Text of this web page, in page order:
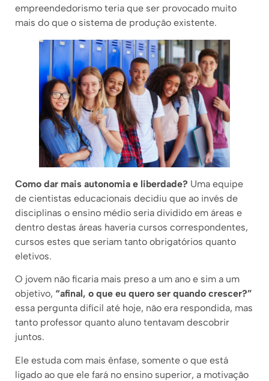
empreendedorismo teria que ser provocado muito
mais do que o sistema de produção existente.
Como dar mais autonomia e liberdade? Uma equipe
de cientistas educacionais decidiu que ao invés de
disciplinas o ensino médio seria dividido em áreas e
dentro destas áreas haveria cursos correspondentes,
cursos estes que seriam tanto obrigatórios quanto
eletivos.
O jovem não ficaria mais preso a um ano e sim a um
objetivo, “afinal, o que eu quero ser quando crescer?”
essa pergunta difícil até hoje, não era respondida, mas
tanto professor quanto aluno tentavam descobrir
juntos.
Ele estuda com mais ênfase, somente o que está
ligado ao que ele fará no ensino superior, a motivação